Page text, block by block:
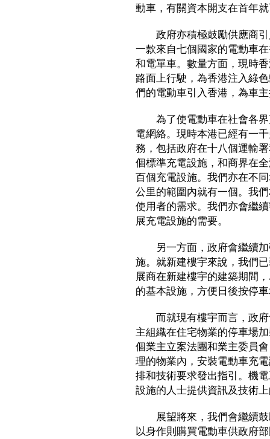
動車，有關資本開支在首年
政府亦積極鼓勵供應商引
一款來自七個國家的電動車
和電單車。數量方面，現時
路面上行駛，為香港注入綠
們的電動車引入香港，為車
為了使電動車在社會各界
電網絡。現時本港已經有一
務，包括政府在十八個運輸
個標準充電設施，和商界在
百個充電設施。我們亦在不
公里的範圍內就有一個。我
使用者的需求。我們亦會繼
展充電設施的需要。
另一方面，政府會繼續加
施。就新建樓宇來說，我們
展商在新建樓宇的建築期間
的基本設施，方便日後按停
而就現有樓宇而言，政府
主組織在住宅物業的停車場
個業主立案法團和業主委員
理的物業內，安裝電動車充
排和技術要求發出指引。機
設施的人士提供資訊及技術
展望將來，我們會繼續鼓
以身作則購買電動車供政府